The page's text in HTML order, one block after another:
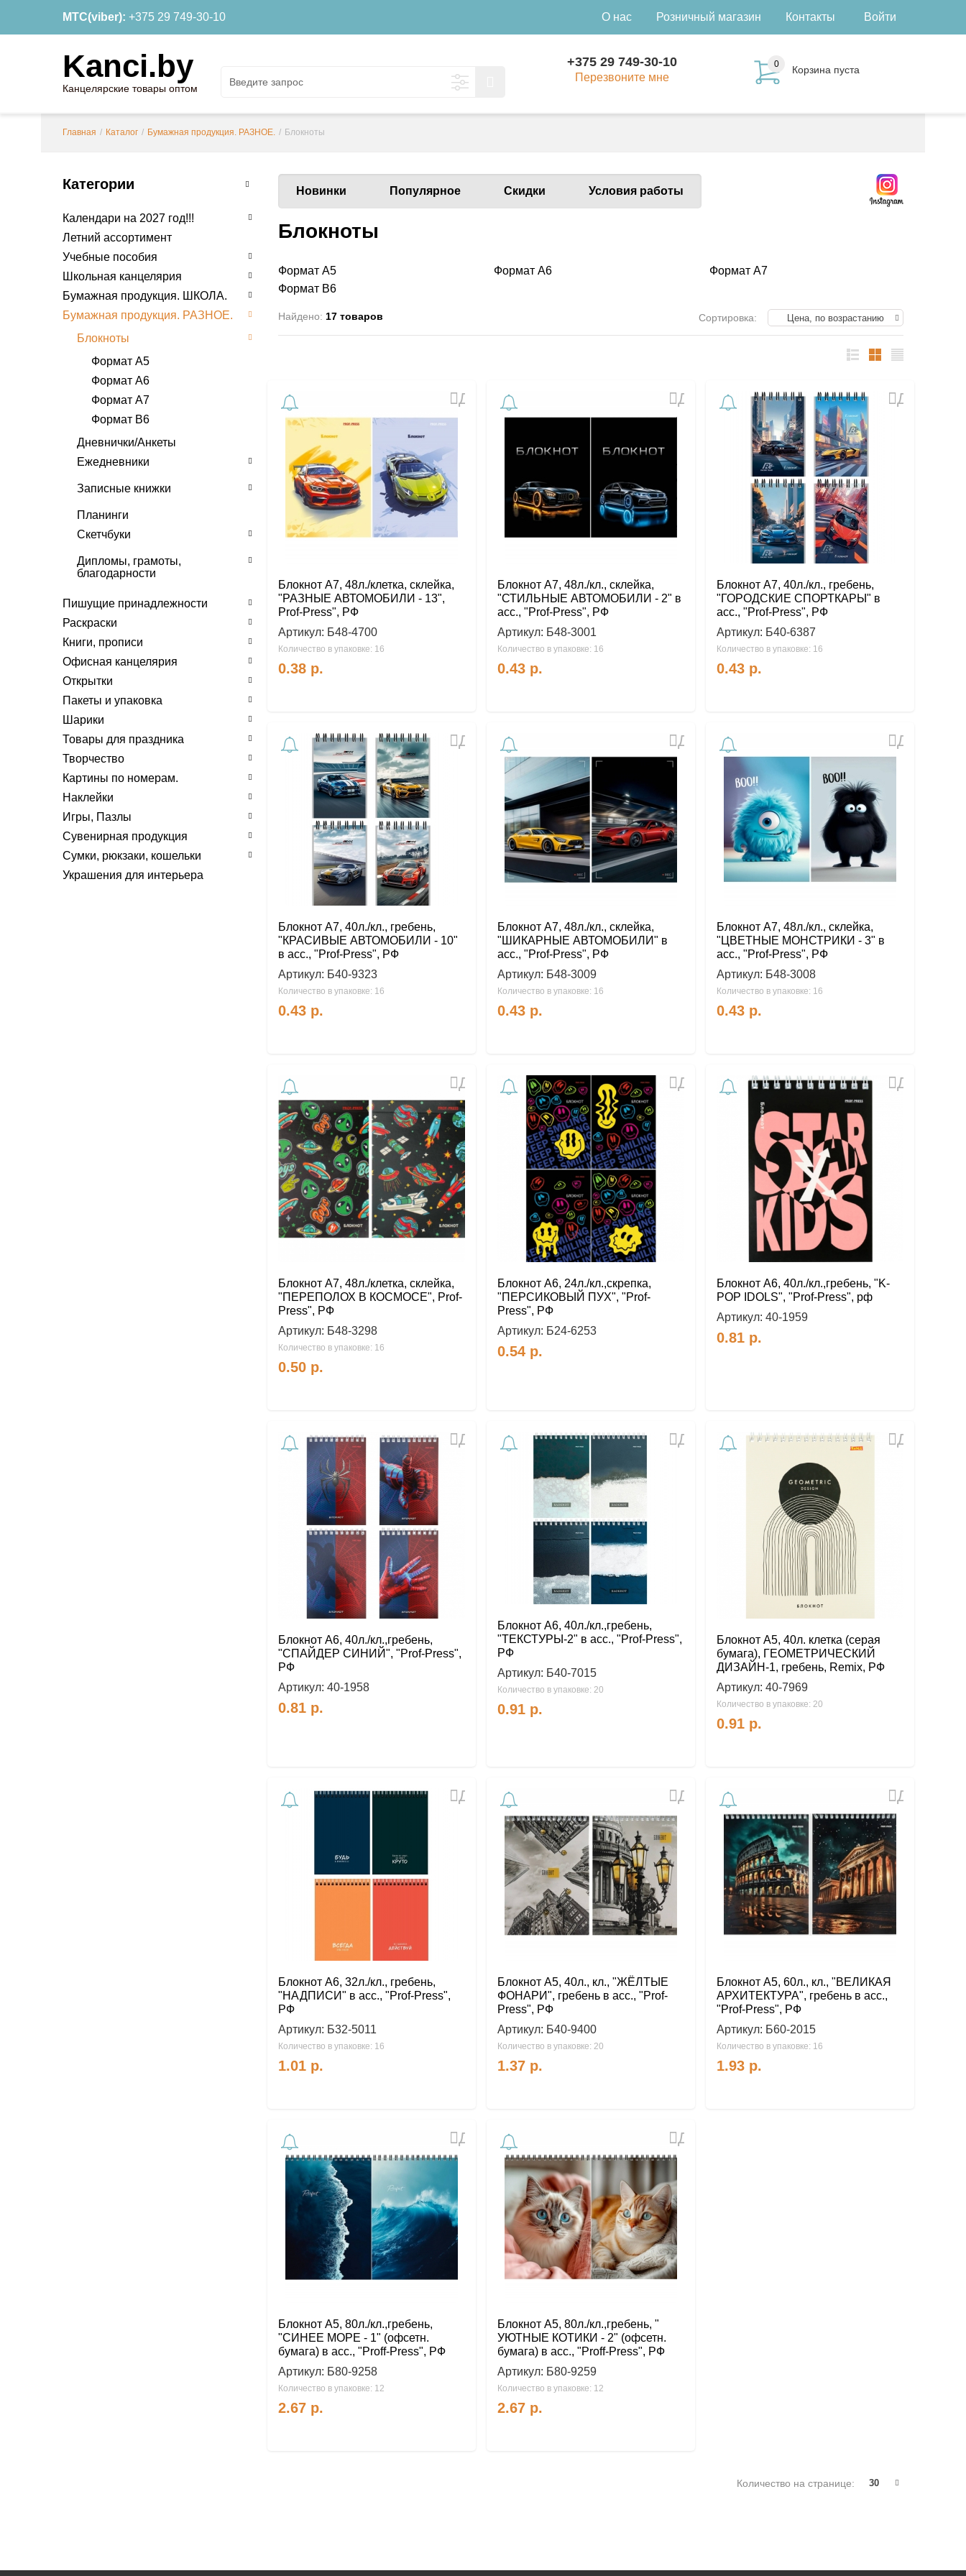
МТС(viber): +375 29 749-30-10 Войти
О нас Розничный магазин Контакты
Kanci.by
Канцелярские товары оптом
0 Корзина пуста
+375 29 749-30-10
Перезвоните мне
Главная / Каталог / Бумажная продукция. РАЗНОЕ. / Блокноты
Категории
Календари на 2027 год!!!
Летний ассортимент
Учебные пособия
Школьная канцелярия
Бумажная продукция. ШКОЛА.
Бумажная продукция. РАЗНОЕ.
Блокноты
Формат А5
Формат А6
Формат А7
Формат В6
Дневнички/Анкеты
Ежедневники
А5
Записные книжки
Записные книжки А5.
Записные книжки А6.
Планинги
Скетчбуки
А4
А5
Дипломы, грамоты,
благодарности
Благодарственные письма
Бланки (чистые)
Прочие
Пишущие принадлежности
Раскраски
Книги, прописи
Офисная канцелярия
Открытки
Пакеты и упаковка
Шарики
Товары для праздника
Творчество
Картины по номерам.
Наклейки
Игры, Пазлы
Сувенирная продукция
Сумки, рюкзаки, кошельки
Украшения для интерьера
Новинки Популярное Скидки Условия работы
Блокноты
Формат А5 Формат А6
Формат А7
Формат В6
Найдено: 17 товаров Сортировка: Цена, по возрастанию
Добавить
в
Блокнот А7, 48л./клетка, склейка,
"РАЗНЫЕ АВТОМОБИЛИ - 13",
Prof-Press", РФ
Артикул: Б48-4700
Количество в упаковке: 16
0.38 р.
Добавить
в
Блокнот А7, 48л./кл., склейка,
"СТИЛЬНЫЕ АВТОМОБИЛИ - 2" в
асс., "Prof-Press", РФ
Артикул: Б48-3001
Количество в упаковке: 16
0.43 р.
Добавить
Блокнот А7, 40л./кл., гребень,
"ГОРОДСКИЕ СПОРТКАРЫ" в
асс., "Prof-Press", РФ
Артикул: Б40-6387
Количество в упаковке: 16
0.43 р.
Добавить
избранное
Блокнот А7, 40л./кл., гребень,
"КРАСИВЫЕ АВТОМОБИЛИ - 10"
в асс., "Prof-Press", РФ
Артикул: Б40-9323
Количество в упаковке: 16
0.43 р.
Добавить
в
избранное
Блокнот А7, 48л./кл., склейка,
"ШИКАРНЫЕ АВТОМОБИЛИ" в
асс., "Prof-Press", РФ
Артикул: Б48-3009
Количество в упаковке: 16
0.43 р.
Добавить
в
Блокнот А7, 48л./кл., склейка,
"ЦВЕТНЫЕ МОНСТРИКИ - 3" в
асс., "Prof-Press", РФ
Артикул: Б48-3008
Количество в упаковке: 16
0.43 р.
Добавить
в
избранное
Блокнот А7, 48л./клетка, склейка,
"ПЕРЕПОЛОХ В КОСМОСЕ", Prof-
Press", РФ
Артикул: Б48-3298
Количество в упаковке: 16
0.50 р.
Добавить
Блокнот А6, 24л./кл.,скрепка,
"ПЕРСИКОВЫЙ ПУХ", "Prof-
Press", РФ
Артикул: Б24-6253
0.54 р.
Добавить
Блокнот А6, 40л./кл.,гребень, "K-
POP IDOLS", "Prof-Press", рф
Артикул: 40-1959
0.81 р.
Добавить
Блокнот А6, 40л./кл.,гребень,
"СПАЙДЕР СИНИЙ", "Prof-Press",
РФ
Артикул: 40-1958
0.81 р.
Добавить
Блокнот А6, 40л./кл.,гребень,
"ТЕКСТУРЫ-2" в асс., "Prof-Press",
РФ
Артикул: Б40-7015
Количество в упаковке: 20
0.91 р.
Добавить
Блокнот А5, 40л. клетка (серая
бумага), ГЕОМЕТРИЧЕСКИЙ
ДИЗАЙН-1, гребень, Remix, РФ
Артикул: 40-7969
Количество в упаковке: 20
0.91 р.
Добавить
избранное
Блокнот А6, 32л./кл., гребень,
"НАДПИСИ" в асс., "Prof-Press",
РФ
Артикул: Б32-5011
Количество в упаковке: 16
1.01 р.
Добавить
в
избранное
Блокнот А5, 40л., кл., "ЖЁЛТЫЕ
ФОНАРИ", гребень в асс., "Prof-
Press", РФ
Артикул: Б40-9400
Количество в упаковке: 20
1.37 р.
Добавить
в
избранное
Блокнот А5, 60л., кл., "ВЕЛИКАЯ
АРХИТЕКТУРА", гребень в асс.,
"Prof-Press", РФ
Артикул: Б60-2015
Количество в упаковке: 16
1.93 р.
Добавить
в
избранное
Блокнот А5, 80л./кл.,гребень,
"СИНЕЕ МОРЕ - 1" (офсетн.
бумага) в асс., "Proff-Press", РФ
Артикул: Б80-9258
Количество в упаковке: 12
2.67 р.
Добавить
в
Блокнот А5, 80л./кл.,гребень, "
УЮТНЫЕ КОТИКИ - 2" (офсетн.
бумага) в асс., "Proff-Press", РФ
Артикул: Б80-9259
Количество в упаковке: 12
2.67 р.
Количество на странице: 30